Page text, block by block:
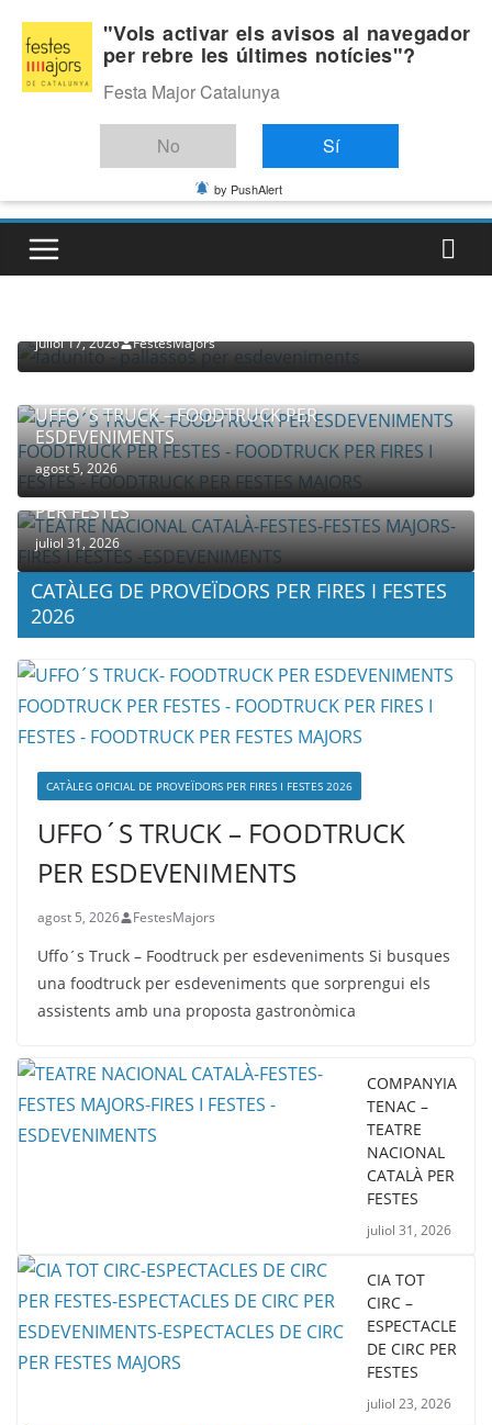
content
Dilluns, agost 10, 2026
Última:
juliol 17, 2026 FestesMajors
UFFO´S TRUCK – FOODTRUCK PER
ESDEVENIMENTS
agost 5, 2026
COMPANYIA TENAC – TEATRE NACIONAL CATALÀ
PER FESTES
juliol 31, 2026
CATÀLEG DE PROVEÏDORS PER FIRES I FESTES
2026
CATÀLEG OFICIAL DE PROVEÏDORS PER FIRES I FESTES 2026
UFFO´S TRUCK – FOODTRUCK
PER ESDEVENIMENTS
agost 5, 2026 FestesMajors
Uffo´s Truck – Foodtruck per esdeveniments Si busques
una foodtruck per esdeveniments que sorprengui els
assistents amb una proposta gastronòmica
COMPANYIA
TENAC –
TEATRE
NACIONAL
CATALÀ PER
FESTES
juliol 31, 2026
CIA TOT
CIRC –
ESPECTACLE
DE CIRC PER
FESTES
juliol 23, 2026
"Vols activar els avisos al navegador
per rebre les últimes notícies"?
Festa Major Catalunya
No Sí
by PushAlert